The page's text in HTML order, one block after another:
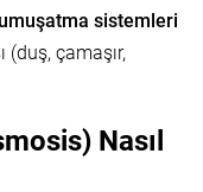
sistemleri
(duş, çamaşır,
Nasıl